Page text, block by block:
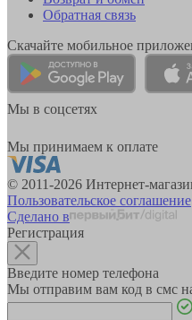
Обратная связь
Скачайте мобильное
Мы в соцсетях
Мы принимаем к оплате
© 2011-2026 Интернет-
Пользовательское соглашение
Сделано в
Регистрация
Введите номер телефона
Мы отправим вам код в смс